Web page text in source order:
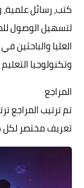
كتب، رسائل
لتسهيل الوصول
العليا والباحثين
وتكنولوجيا
المراجع
تم ترتيب المراجع
تعريف مختصر لكل